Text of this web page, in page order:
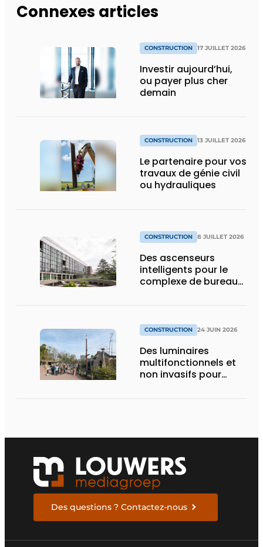
Connexes articles
CONSTRUCTION 17 JUILLET 2026
Investir aujourd’hui,
ou payer plus cher
demain
CONSTRUCTION 13 JUILLET 2026
Le partenaire pour vos
travaux de génie civil
ou hydrauliques
CONSTRUCTION 8 JUILLET 2026
Des ascenseurs
intelligents pour le
complexe de bureaux
CONSTRUCTION 24 JUIN 2026
Des luminaires
multifonctionnels et
non invasifs pour
Des questions ? Contactez-nous